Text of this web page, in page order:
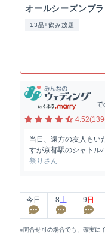
オールシーズンプラ
13品+飲み放題
で
当日、遠方の友人もい
すが京都駅のシャトル
祭りさん
今日 8土 9 日
※問合せ可の場合でも、確実に